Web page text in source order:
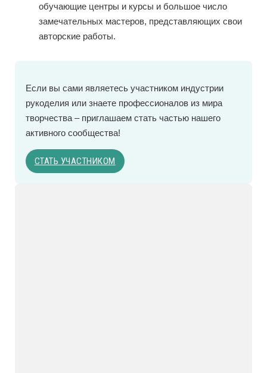
обучающие центры и курсы и большое число
замечательных мастеров, представляющих свои
авторские работы.
Eсли вы сами являетесь участником индустрии
рукоделия или знаете профессионалов из мира
творчества – приглашаем стать частью нашего
активного сообщества!
СТАТЬ УЧАСТНИКОМ